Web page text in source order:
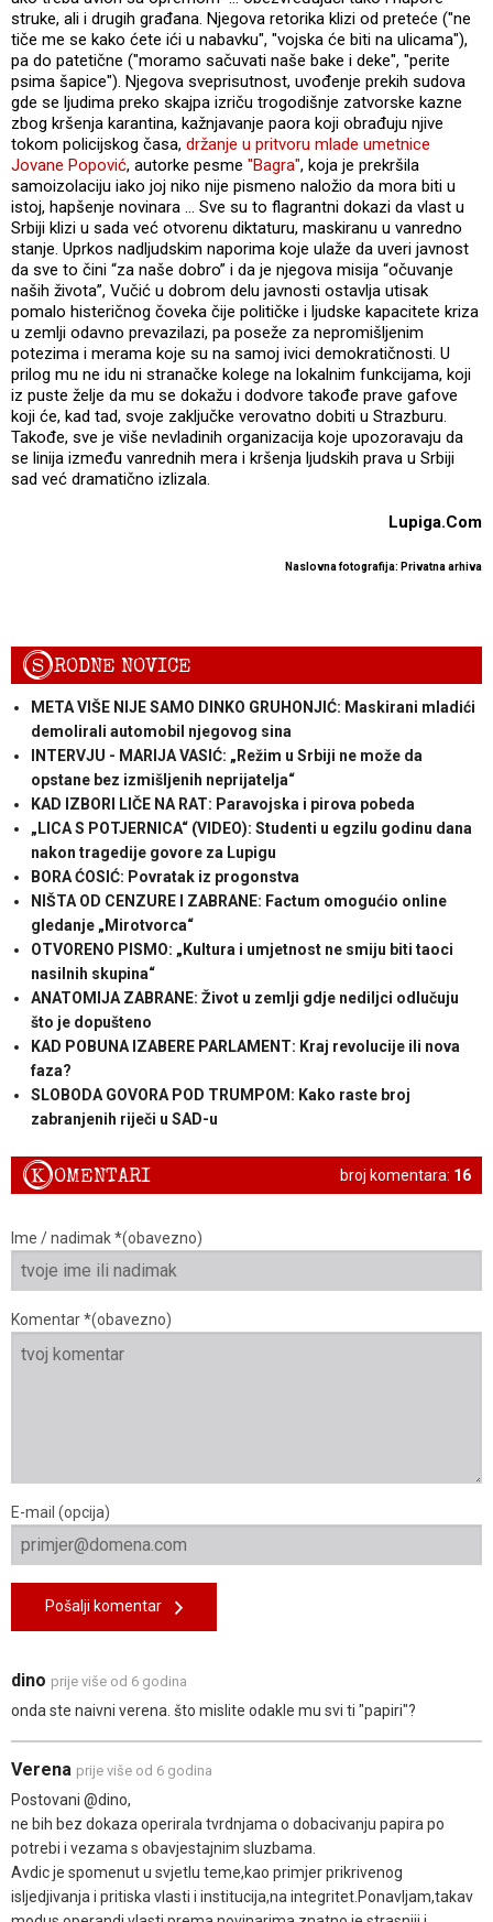
struke, ali i drugih građana. Njegova retorika klizi od preteće ("ne
tiče me se kako ćete ići u nabavku", "vojska će biti na ulicama"),
pa do patetične ("moramo sačuvati naše bake i deke", "perite
psima šapice"). Njegova sveprisutnost, uvođenje prekih sudova
gde se ljudima preko skajpa izriču trogodišnje zatvorske kazne
zbog kršenja karantina, kažnjavanje paora koji obrađuju njive
tokom policijskog časa, držanje u pritvoru mlade umetnice
Jovane Popović, autorke pesme "Bagra", koja je prekršila
samoizolaciju iako joj niko nije pismeno naložio da mora biti u
istoj, hapšenje novinara … Sve su to flagrantni dokazi da vlast u
Srbiji klizi u sada već otvorenu diktaturu, maskiranu u vanredno
stanje. Uprkos nadljudskim naporima koje ulaže da uveri javnost
da sve to čini “za naše dobro” i da je njegova misija “očuvanje
naših života”, Vučić u dobrom delu javnosti ostavlja utisak
pomalo histeričnog čoveka čije političke i ljudske kapacitete kriza
u zemlji odavno prevazilazi, pa poseže za nepromišljenim
potezima i merama koje su na samoj ivici demokratičnosti. U
prilog mu ne idu ni stranačke kolege na lokalnim funkcijama, koji
iz puste želje da mu se dokažu i dodvore takođe prave gafove
koji će, kad tad, svoje zaključke verovatno dobiti u Strazburu.
Takođe, sve je više nevladinih organizacija koje upozoravaju da
se linija između vanrednih mera i kršenja ljudskih prava u Srbiji
sad već dramatično izlizala.
Lupiga.Com
Naslovna fotografija: Privatna arhiva
SRODNE NOVICE
META VIŠE NIJE SAMO DINKO GRUHONJIĆ: Maskirani mladići
demolirali automobil njegovog sina
INTERVJU - MARIJA VASIĆ: „Režim u Srbiji ne može da
opstane bez izmišljenih neprijatelja“
KAD IZBORI LIČE NA RAT: Paravojska i pirova pobeda
„LICA S POTJERNICA“ (VIDEO): Studenti u egzilu godinu dana
nakon tragedije govore za Lupigu
BORA ĆOSIĆ: Povratak iz progonstva
NIŠTA OD CENZURE I ZABRANE: Factum omogućio online
gledanje „Mirotvorca“
OTVORENO PISMO: „Kultura i umjetnost ne smiju biti taoci
nasilnih skupina“
ANATOMIJA ZABRANE: Život u zemlji gdje nediljci odlučuju
što je dopušteno
KAD POBUNA IZABERE PARLAMENT: Kraj revolucije ili nova
faza?
SLOBODA GOVORA POD TRUMPOM: Kako raste broj
zabranjenih riječi u SAD-u
broj komentara: 16
KOMENTARI
Ime / nadimak *(obavezno)
Komentar *(obavezno)
E-mail (opcija)
Pošalji komentar
dino prije više od 6 godina
onda ste naivni verena. što mislite odakle mu svi ti "papiri"?
Verena prije više od 6 godina
Postovani @dino,
ne bih bez dokaza operirala tvrdnjama o dobacivanju papira po
potrebi i vezama s obavjestajnim sluzbama.
Avdic je spomenut u svjetlu teme,kao primjer prikrivenog
isljedjivanja i pritiska vlasti i institucija,na integritet.Ponavljam,takav